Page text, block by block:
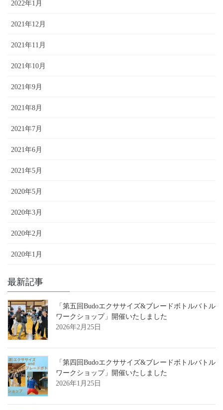
2022年1月
2021年12月
2021年11月
2021年10月
2021年9月
2021年8月
2021年7月
2021年6月
2021年5月
2020年5月
2020年3月
2020年2月
2020年1月
最新記事
「第五回Budoエクササイズ&ブレードボトルバトル
ワークショップ」開催いたしました
2026年2月25日
「第四回Budoエクササイズ&ブレードボトルバトル
ワークショップ」開催いたしました
2026年1月25日